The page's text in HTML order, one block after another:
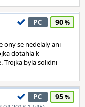
PC 90
ony se nedelaly ani
dotahla k
Trojka byla solidni
PC 95